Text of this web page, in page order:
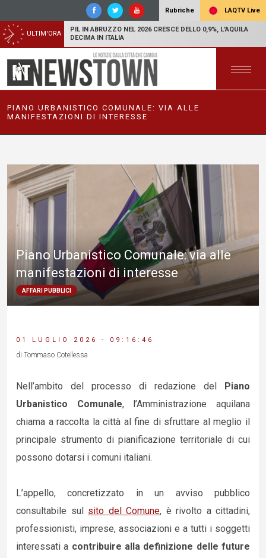
Rubriche LAQTV Live
ULTIM'ORA
PIL IN ABRUZZO NEL 2026 CRESCE DELLO 0,9%, L'AQUILA
DECIMA IN ITALIA
PIANO URBANISTICO COMUNALE: VIA ALLE
MANIFESTAZIONI DI INTERESSE
Piano Urbanistico Comunale: via alle
manifestazioni di interesse
AFFARI PUBBLICI
01 LUGLIO 2026 - 09:16:46
di Tommaso Cotellessa
Nell’ambito del processo di redazione del Piano
Urbanistico Comunale, l’Amministrazione aquilana
chiama a raccolta la città al fine di sfruttare al meglio il
principale strumento di pianificazione territoriale di cui
possono dotarsi i comuni italiani.
L’appello, concretizzato in un avviso pubblico
consultabile sul sito del Comune, è rivolto a cittadini,
professionisti, imprese, associazioni e a tutti i soggetti
interessati a contribuire alla definizione delle future